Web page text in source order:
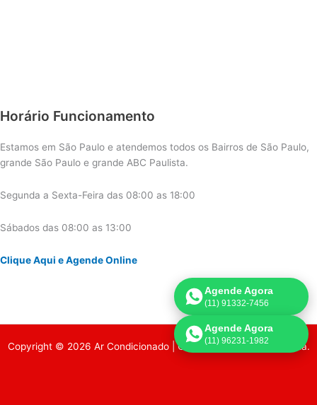
Horário Funcionamento
Estamos em São Paulo e atendemos todos os Bairros de São Paulo,
grande São Paulo e grande ABC Paulista.
Segunda a Sexta-Feira das 08:00 as 18:00
Sábados das 08:00 as 13:00
Clique Aqui e Agende Online
Copyright © 2026 Ar Condicionado | Criado por:Página de Venda.
Agende Agora
(11) 91332-7456
Agende Agora
(11) 96231-1982